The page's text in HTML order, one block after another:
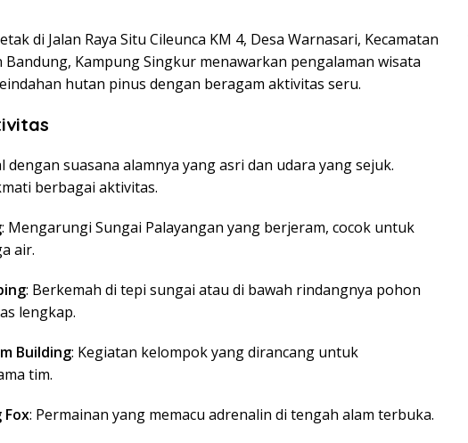
di Jalan Raya Situ Cileunca KM 4, Desa Warnasari, Kecamatan
Kampung Singkur menawarkan pengalaman wisata
hutan pinus dengan beragam aktivitas seru.
suasana alamnya yang asri dan udara yang sejuk.
berbagai aktivitas.
: Mengarungi Sungai Palayangan yang berjeram, cocok untuk
air.
: Berkemah di tepi sungai atau di bawah rindangnya pohon
lengkap.
Building: Kegiatan kelompok yang dirancang untuk
tim.
Fox: Permainan yang memacu adrenalin di tengah alam terbuka.